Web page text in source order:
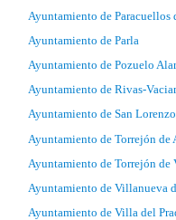
Ayuntamiento de Paracuellos
Ayuntamiento de Parla
Ayuntamiento de Pozuelo
Ayuntamiento de Rivas-
Ayuntamiento de San
Ayuntamiento de Torrejón de
Ayuntamiento de Torrejón de
Ayuntamiento de Villanueva
Ayuntamiento de Villa del